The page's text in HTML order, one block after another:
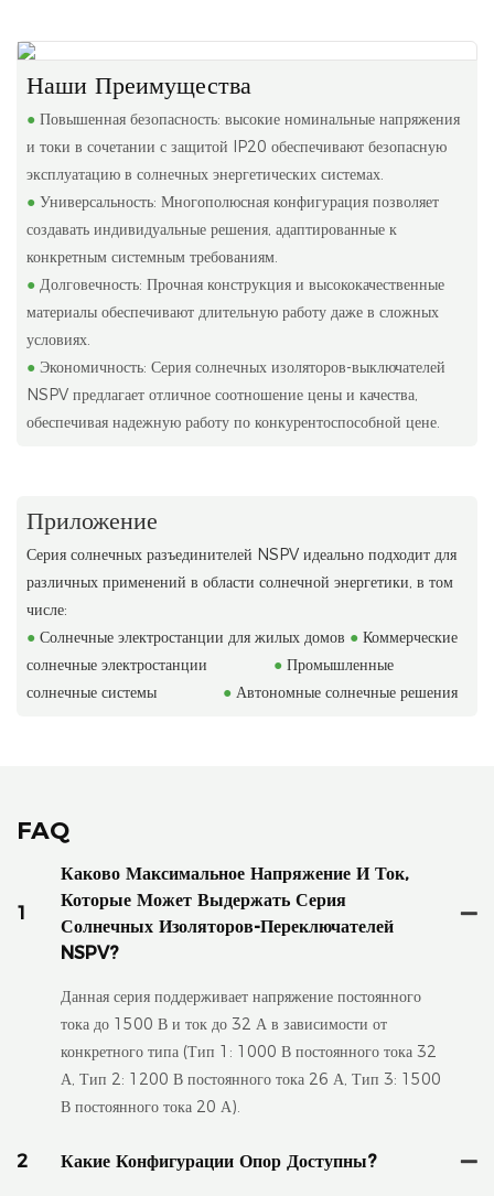
Наши Преимущества
● Повышенная безопасность: высокие номинальные напряжения
и токи в сочетании с защитой IP20 обеспечивают безопасную
эксплуатацию в солнечных энергетических системах.
● Универсальность: Многополюсная конфигурация позволяет
создавать индивидуальные решения, адаптированные к
конкретным системным требованиям.
● Долговечность: Прочная конструкция и высококачественные
материалы обеспечивают длительную работу даже в сложных
условиях.
● Экономичность: Серия солнечных изоляторов-выключателей
NSPV предлагает отличное соотношение цены и качества,
обеспечивая надежную работу по конкурентоспособной цене.
Приложение
Серия солнечных разъединителей NSPV идеально подходит для
различных применений в области солнечной энергетики, в том
числе:
● Солнечные электростанции для жилых домов ● Коммерческие
солнечные электростанции
● Промышленные
солнечные системы
● Автономные солнечные решения
FAQ
1
Каково Максимальное Напряжение И Ток,
Которые Может Выдержать Серия
Солнечных Изоляторов-Переключателей
NSPV?
Данная серия поддерживает напряжение постоянного
тока до 1500 В и ток до 32 А в зависимости от
конкретного типа (Тип 1: 1000 В постоянного тока 32
А, Тип 2: 1200 В постоянного тока 26 А, Тип 3: 1500
В постоянного тока 20 А).
2 Какие Конфигурации Опор Доступны?